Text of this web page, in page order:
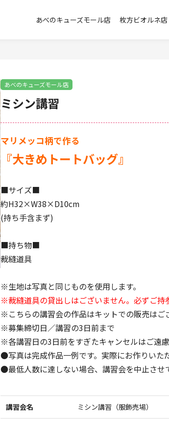
あべのキューズモール店 枚方ビオルネ店
あべのキューズモール店
ミシン講習
マリメッコ柄で作る
『大きめトートバッグ』
■サイズ■
約H32×W38×D10cm
(持ち手含まず)
■持ち物■
裁縫道具
※生地は写真と同じものを使用します。
※裁縫道具の貸出しはございません。必ずご
※こちらの講習会の作品はキットでの販売はご
※募集締切日／講習の3日前まで
※各講習日の3日前をすぎたキャンセルはご遠
●写真は完成作品一例です。実際にお作りいた
●最低人数に達しない場合、講習会を中止させ
講習会名 ミシン講習（服飾売場）